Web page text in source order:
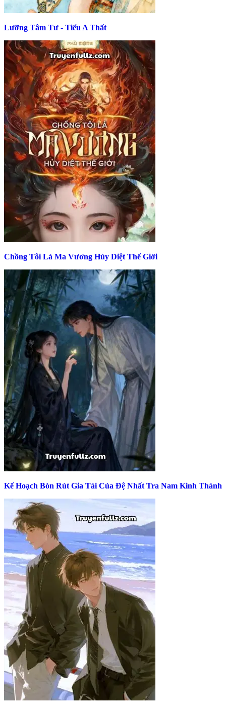
Lưỡng Tâm Tư - Tiểu A Thất
Chồng Tôi Là Ma Vương Hủy Diệt Thế Giới
Kế Hoạch Bòn Rút Gia Tài Của Đệ Nhất Tra Nam Kinh Thành